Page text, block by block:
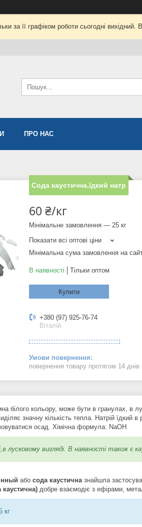
за її графіком роботи сьогодні
ПРО НАС
Сода каустична,їдкий натр
60 ₴/кг
Мінімальне замовлення — 25 кг
Показати всі оптові ціни
Мінімальна сума замовлення на
В наявності Тільки оптом
Купити
+380 (97) 925-76-74
Віталій
повернення товару протягом 14 днів
білого кольору, може бути в гранулах, в
значну кількість тепла. Натрій їдкий в
осад. Хімічна формула: NaOH
лусковому вигляді. В наявності також є
або сода каустична знайшла
каустична) добре взаємодіє з ефірами,
кг